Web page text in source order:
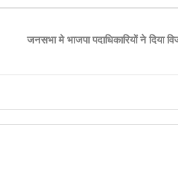
जनसभा मे भाजपा पदाधिकारियों ने दिया